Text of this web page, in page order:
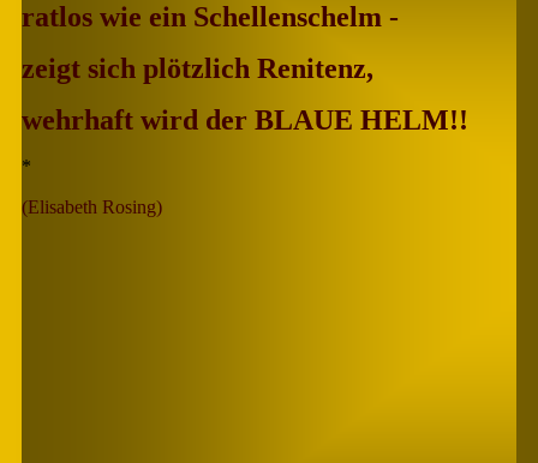
ratlos wie ein Schellenschelm -
zeigt sich plötzlich Renitenz,
wehrhaft wird der BLAUE HELM!!
*
(Elisabeth Rosing)